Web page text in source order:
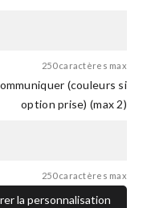
250 caractères max
(couleurs si
option prise) (max 2)
250 caractères max
la personnalisation